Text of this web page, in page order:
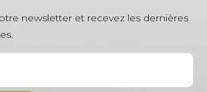
newsletter et recevez les dernières